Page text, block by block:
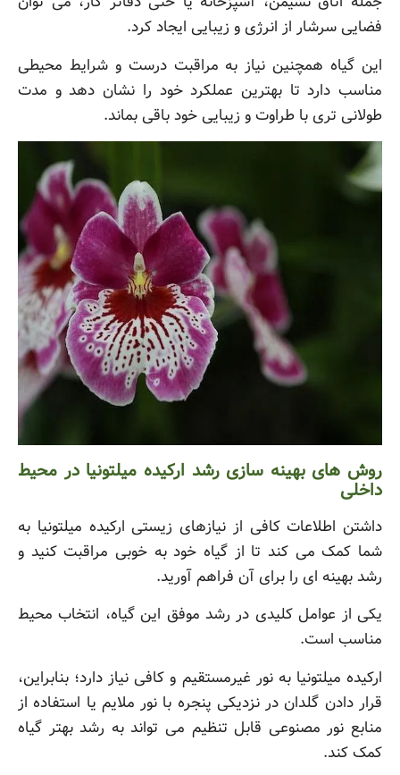
فضایی سرشار از انرژی و زیبایی ایجاد کرد.
این گیاه همچنین نیاز به مراقبت درست و شرایط محیطی
مناسب دارد تا بهترین عملکرد خود را نشان دهد و مدت
طولانی تری با طراوت و زیبایی خود باقی بماند.
روش های بهینه سازی رشد ارکیده میلتونیا در محیط
داخلی
داشتن اطلاعات کافی از نیازهای زیستی ارکیده میلتونیا به
شما کمک می کند تا از گیاه خود به خوبی مراقبت کنید و
رشد بهینه ای را برای آن فراهم آورید.
یکی از عوامل کلیدی در رشد موفق این گیاه، انتخاب محیط
مناسب است.
ارکیده میلتونیا به نور غیرمستقیم و کافی نیاز دارد؛ بنابراین،
قرار دادن گلدان در نزدیکی پنجره با نور ملایم یا استفاده از
منابع نور مصنوعی قابل تنظیم می تواند به رشد بهتر گیاه
کمک کند.